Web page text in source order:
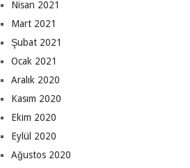
Nisan 2021
Mart 2021
Şubat 2021
Ocak 2021
Aralık 2020
Kasım 2020
Ekim 2020
Eylül 2020
Ağustos 2020